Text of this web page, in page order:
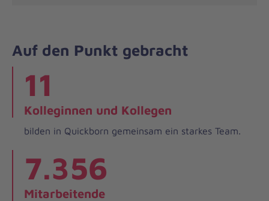
Auf den Punkt gebracht
11
Kolleginnen und Kollegen
bilden in Quickborn gemeinsam ein starkes Team.
7.356
Mitarbeitende